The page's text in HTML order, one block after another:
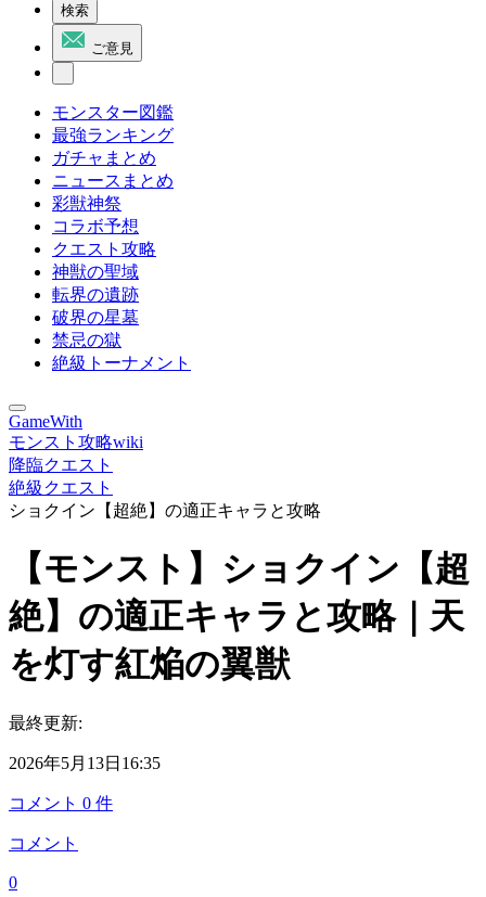
検索
ご意見
モンスター図鑑
最強ランキング
ガチャまとめ
ニュースまとめ
彩獣神祭
コラボ予想
クエスト攻略
神獣の聖域
転界の遺跡
破界の星墓
禁忌の獄
絶級トーナメント
GameWith
モンスト攻略wiki
降臨クエスト
絶級クエスト
ショクイン【超絶】の適正キャラと攻略
【モンスト】ショクイン【超
絶】の適正キャラと攻略｜天
を灯す紅焔の翼獣
最終更新:
2026年5月13日16:35
コメント 0 件
コメント
0